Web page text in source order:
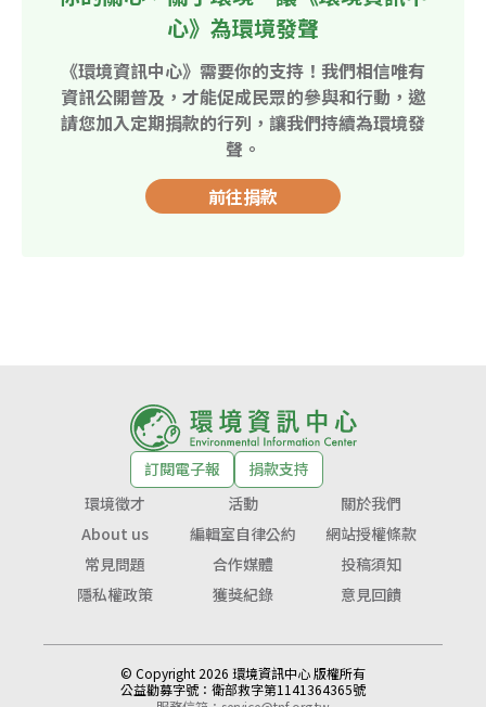
心》為環境發聲
《環境資訊中心》需要你的支持！我們相信唯有
資訊公開普及，才能促成民眾的參與和行動，邀
請您加入定期捐款的行列，讓我們持續為環境發
聲。
前往捐款
訂閱電子報
捐款支持
環境徵才
活動
關於我們
About us
編輯室自律公約
網站授權條款
常見問題
合作媒體
投稿須知
隱私權政策
獲獎紀錄 意見回饋
© Copyright 2026 環境資訊中心 版權所有
公益勸募字號： 衛部救字第1141364365號